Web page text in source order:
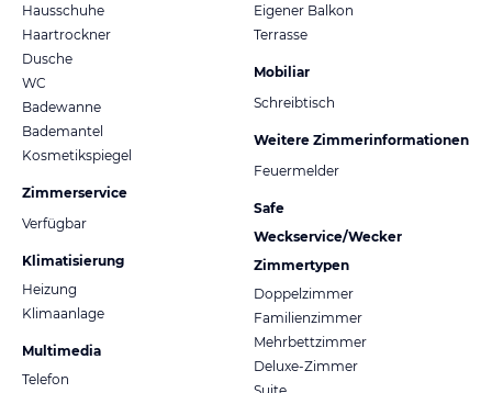
Hausschuhe
Haartrockner
Dusche
WC
Badewanne
Bademantel
Kosmetikspiegel
Zimmerservice
Verfügbar
Klimatisierung
Heizung
Klimaanlage
Multimedia
Telefon
Eigener Balkon
Terrasse
Mobiliar
Schreibtisch
Weitere Zimmerinformationen
Feuermelder
Safe
Weckservice/Wecker
Zimmertypen
Doppelzimmer
Familienzimmer
Mehrbettzimmer
Deluxe-Zimmer